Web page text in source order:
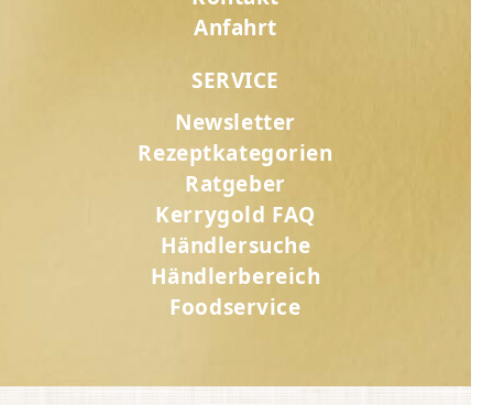
Anfahrt
SERVICE
Newsletter
Rezeptkategorien
Ratgeber
Kerrygold FAQ
Händlersuche
Händlerbereich
Foodservice